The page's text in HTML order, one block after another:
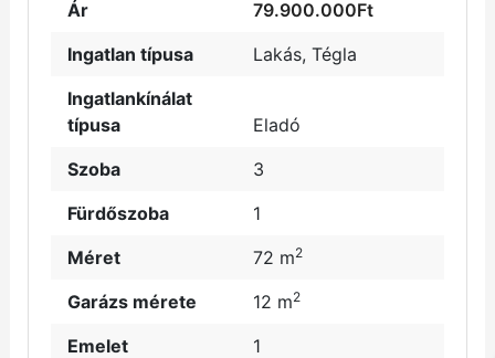
Ár
79.900.000Ft
Ingatlan típusa
Lakás, Tégla
Ingatlankínálat
típusa
Eladó
Szoba
3
Fürdőszoba
1
Méret
72 m2
Garázs mérete 12 m2
Emelet 1